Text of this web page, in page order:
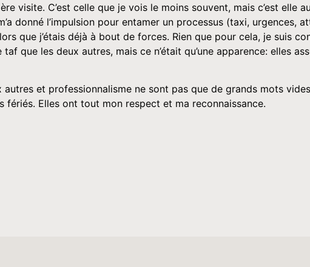
visite. C’est celle que je vois le moins souvent, mais c’est elle
donné l’impulsion pour entamer un processus (taxi, urgences,
que j’étais déjà à bout de forces. Rien que pour cela, je suis
que les deux autres, mais ce n’était qu’une apparence: elles
et professionnalisme ne sont pas que de grands mots
Elles ont tout mon respect et ma reconnaissance.